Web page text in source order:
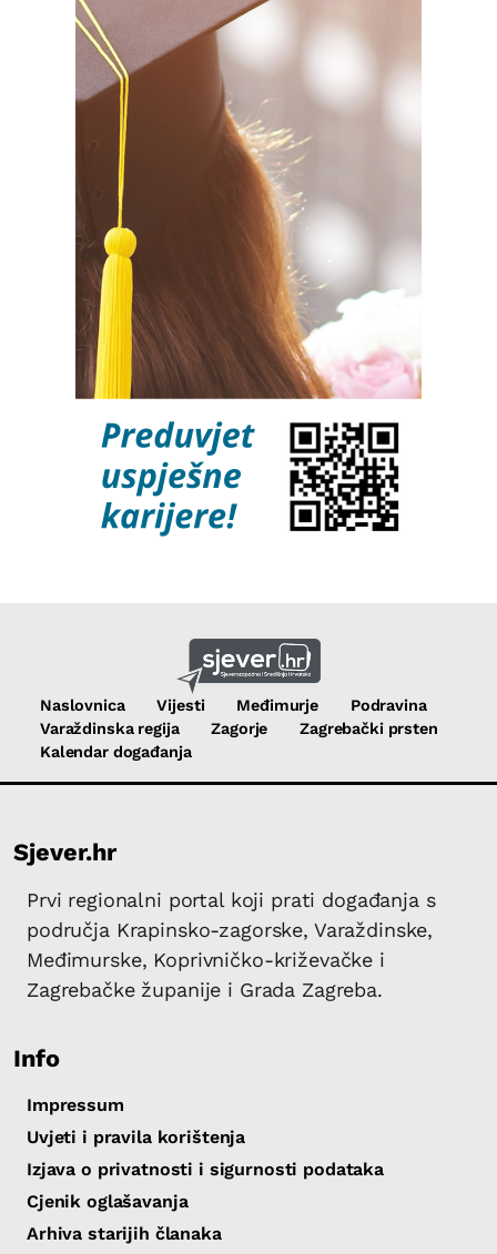
Naslovnica Vijesti Međimurje
Podravina
Varaždinska regija
Zagorje
Zagrebački prsten
Kalendar događanja
Sjever.hr
Prvi regionalni portal koji prati događanja s
područja Krapinsko-zagorske, Varaždinske,
Međimurske, Koprivničko-križevačke i
Zagrebačke županije i Grada Zagreba.
Info
Impressum
Uvjeti i pravila korištenja
Izjava o privatnosti i sigurnosti podataka
Cjenik oglašavanja
Arhiva starijih članaka